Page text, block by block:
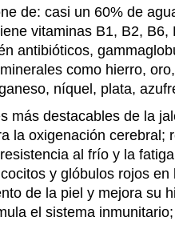
de: casi un 60% de
vitaminas B1, B2,
antibióticos,
minerales como hierro,
níquel, plata,
más destacables de la
la oxigenación cerebral;
al frío y la
y glóbulos rojos
de la piel y mejora su
el sistema